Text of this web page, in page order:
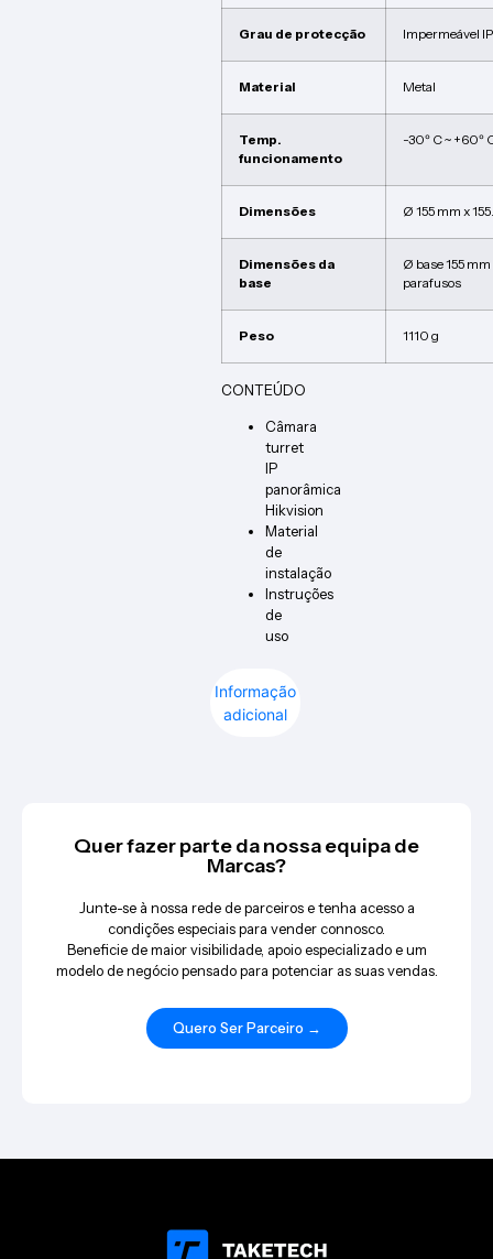
Informação
adicional
Grau de protecção Impermeável
Material Metal
Temp.
funcionamento
-30º C ~ +60º
Dimensões Ø 155 mm x
Dimensões da
base
Ø base 155
parafusos
Peso 1110 g
CONTEÚDO
Câmara
turret
IP
panorâmica
Hikvision
Material
de
instalação
Instruções
de
uso
Quer fazer parte da nossa equipa de
Marcas?
Junte-se à nossa rede de parceiros e tenha acesso a
condições especiais para vender connosco.
Beneficie de maior visibilidade, apoio especializado e um
modelo de negócio pensado para potenciar as suas vendas.
Quero Ser Parceiro →